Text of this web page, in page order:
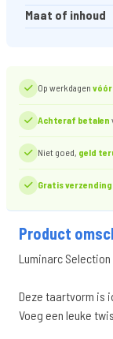
Maat of inhoud
Op werkdagen vóór
Achteraf betalen
Niet goed, geld
Gratis verzending
Product
Luminarc
Deze taartvorm is
Voeg een leuke